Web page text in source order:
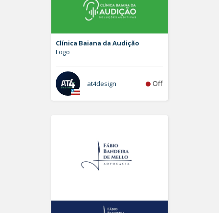
Clínica Baiana da Audição
Logo
at4design Off